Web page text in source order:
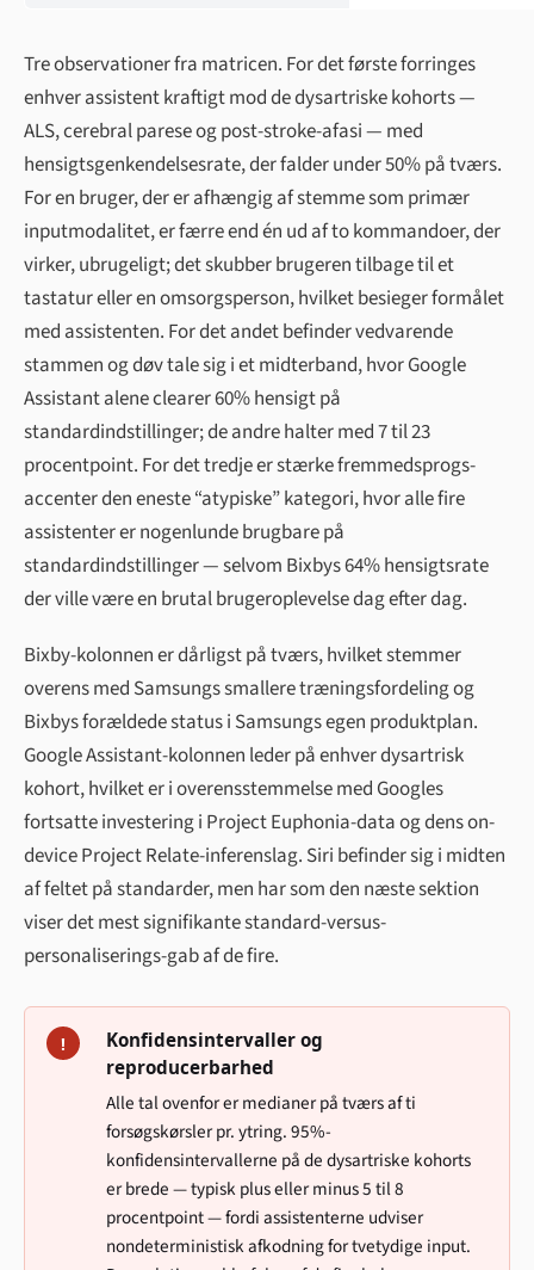
Tre observationer fra matricen. For det første forringes
enhver assistent kraftigt mod de dysartriske kohorts —
ALS, cerebral parese og post-stroke-afasi — med
hensigtsgenkendelsesr­ate, der falder under 50% på tværs.
For en bruger, der er afhængig af stemme som primær
inputmodalitet, er færre end én ud af to kommandoer, der
virker, ubrugeligt; det skubber brugeren tilbage til et
tastatur eller en omsorgsperson, hvilket besieger formålet
med assistenten. For det andet befinder vedvarende
stammen og døv tale sig i et midterband, hvor Google
Assistant alene clearer 60% hensigt på
standardindstillinger; de andre halter med 7 til 23
procentpoint. For det tredje er stærke fremmedsprogs-
accenter den eneste “atypiske” kategori, hvor alle fire
assistenter er nogenlunde brugbare på
standardindstillinger — selvom Bixbys 64% hensigtsrate
der ville være en brutal brugeroplevelse dag efter dag.
Bixby-kolonnen er dårligst på tværs, hvilket stemmer
overens med Samsungs smallere træningsfordeling og
Bixbys forældede status i Samsungs egen produktplan.
Google Assistant-kolonnen leder på enhver dysartrisk
kohort, hvilket er i overensstemmelse med Googles
fortsatte investering i Project Euphonia-data og dens on-
device Project Relate-inferenslag. Siri befinder sig i midten
af feltet på standarder, men har som den næste sektion
viser det mest signifikante standard-versus-
personaliserings-gab af de fire.
!
Konfidensintervaller og
reproducerbarhed
Alle tal ovenfor er medianer på tværs af ti
forsøgskørsler pr. ytring. 95%-
konfidensintervallerne på de dysartriske kohorts
er brede — typisk plus eller minus 5 til 8
procentpoint — fordi assistenterne udviser
nondeterministisk afkodning for tvetydige input.